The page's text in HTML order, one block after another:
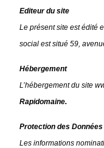
Editeur du site
Le présent site est édité
social est situé 59,
Hébergement
L’hébergement du site
Rapidomaine.
Protection des
Les informations